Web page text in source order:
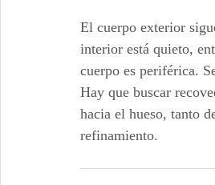
El cuerpo exterior
interior está quieto,
cuerpo es periférica.
Hay que buscar
hacia el hueso, tanto
refinamiento.